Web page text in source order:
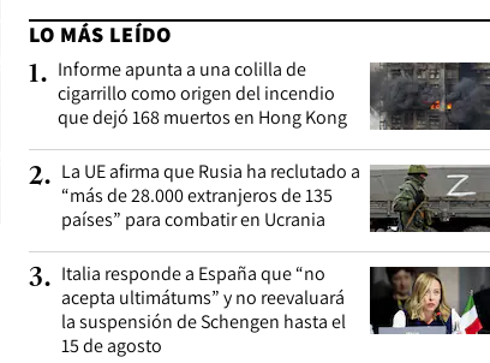
LO MÁS LEÍDO
1. Informe apunta a una colilla de
cigarrillo como origen del incendio
que dejó 168 muertos en Hong Kong
2. La UE afirma que Rusia ha reclutado a
“más de 28.000 extranjeros de 135
países” para combatir en Ucrania
3. Italia responde a España que “no
acepta ultimátums” y no reevaluará
la suspensión de Schengen hasta el
15 de agosto